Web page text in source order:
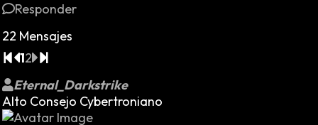
Responder
22 Mensajes
12
Eternal_Darkstrike
Alto Consejo Cybertroniano